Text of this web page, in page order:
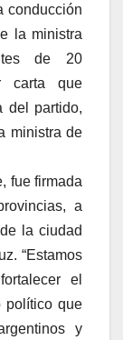
conducción
la ministra
de 20
carta que
del partido,
ministra de
fue firmada
a
la ciudad
“Estamos
el
político que
y